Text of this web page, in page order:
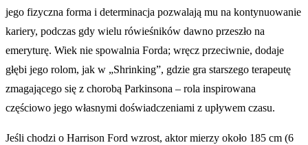
jego fizyczna forma i determinacja pozwalają mu na kontynuowanie
kariery, podczas gdy wielu rówieśników dawno przeszło na
emeryturę. Wiek nie spowalnia Forda; wręcz przeciwnie, dodaje
głębi jego rolom, jak w „Shrinking”, gdzie gra starszego terapeutę
zmagającego się z chorobą Parkinsona – rola inspirowana
częściowo jego własnymi doświadczeniami z upływem czasu.
Jeśli chodzi o Harrison Ford wzrost, aktor mierzy około 185 cm (6